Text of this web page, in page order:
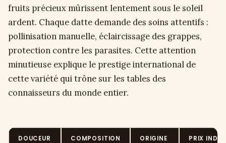
fruits précieux mûrissent lentement sous le soleil
ardent. Chaque datte demande des soins attentifs :
pollinisation manuelle, éclaircissage des grappes,
protection contre les parasites. Cette attention
minutieuse explique le prestige international de
cette variété qui trône sur les tables des
connaisseurs du monde entier.
DOUCEUR COMPOSITION ORIGINE PRIX